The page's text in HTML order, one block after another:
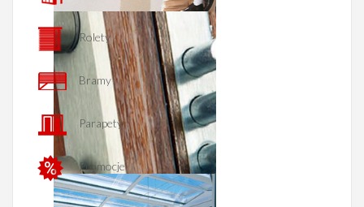
OKNA
DRZWI
Rolety
Bramy
Parapety
Promocje